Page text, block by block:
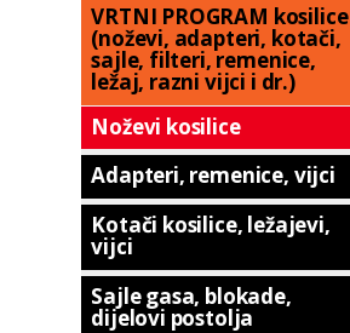
VRTNI PROGRAM kosilice
(noževi, adapteri, kotači,
sajle, filteri, remenice,
ležaj, razni vijci i dr.)
Noževi kosilice
Adapteri, remenice, vijci
Kotači kosilice, ležajevi,
vijci
Sajle gasa, blokade,
dijelovi postolja